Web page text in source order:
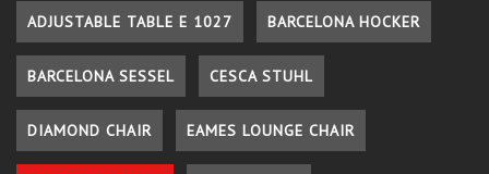
ADJUSTABLE TABLE E 1027 BARCELONA HOCKER
BARCELONA SESSEL CESCA STUHL
DIAMOND CHAIR EAMES LOUNGE CHAIR